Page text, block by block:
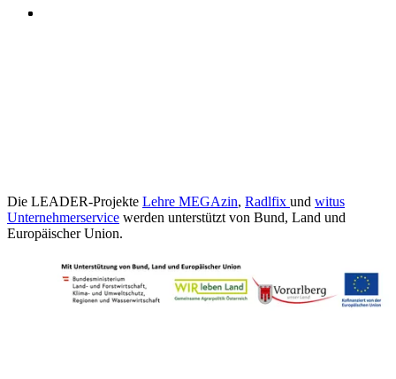
Die LEADER-Projekte Lehre MEGAzin, Radlfix und witus
Unternehmerservice werden unterstützt von Bund, Land und
Europäischer Union.